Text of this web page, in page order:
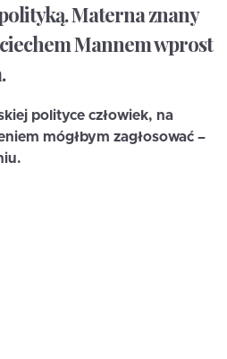
Materna znany
Mannem wprost
polityce człowiek, na
mógłbym zagłosować –